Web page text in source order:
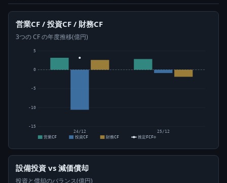
営業CF / 投資CF / 財務CF
3つの CF の年度推移(億円)
-15
-10
-5
0
5
24/12
25/12
営業CF
投資CF 財務CF 推定FCF⊙
設備投資 vs 減価償却
投資と償却のバランス(億円)